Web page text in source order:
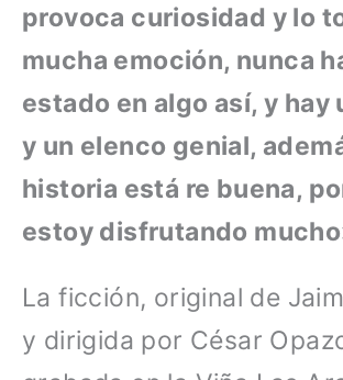
provoca curiosidad y lo
mucha emoción, nunca
estado en algo así, y hay
y un elenco genial,
historia está re buena,
estoy disfrutando
La ficción, original de
y dirigida por César